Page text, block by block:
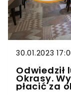
30.01.2023
Okrasy.
płacić za